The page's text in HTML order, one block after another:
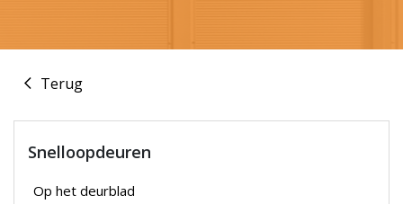
Terug
Snelloopdeuren
Op het deurblad